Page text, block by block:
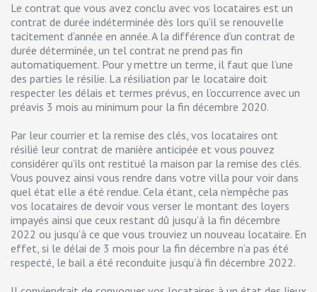
Le contrat que vous avez conclu avec vos locataires est un
contrat de durée indéterminée dès lors qu’il se renouvelle
tacitement d’année en année. A la différence d’un contrat de
durée déterminée, un tel contrat ne prend pas fin
automatiquement. Pour y mettre un terme, il faut que l’une
des parties le résilie. La résiliation par le locataire doit
respecter les délais et termes prévus, en l’occurrence avec un
préavis 3 mois au minimum pour la fin décembre 2020.
Par leur courrier et la remise des clés, vos locataires ont
résilié leur contrat de manière anticipée et vous pouvez
considérer qu’ils ont restitué la maison par la remise des clés.
Vous pouvez ainsi vous rendre dans votre villa pour voir dans
quel état elle a été rendue. Cela étant, cela n’empêche pas
vos locataires de devoir vous verser le montant des loyers
impayés ainsi que ceux restant dû jusqu’à la fin décembre
2022 ou jusqu’à ce que vous trouviez un nouveau locataire. En
effet, si le délai de 3 mois pour la fin décembre n’a pas été
respecté, le bail a été reconduite jusqu’à fin décembre 2022.